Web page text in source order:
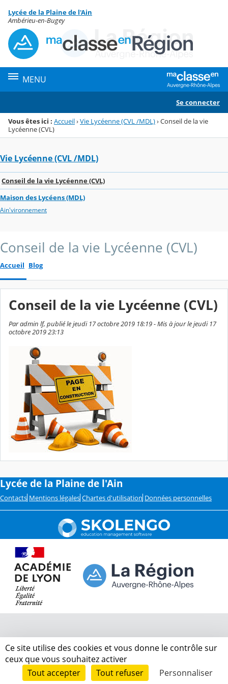
Menu de la rubrique
Contenu
Lycée de la Plaine de l'Ain
Ambérieu-en-Bugey
MENU
Se connecter
Vous êtes ici : Accueil›Vie Lycéenne (CVL /MDL)›Conseil de la vie
Lycéenne (CVL)
Vie Lycéenne (CVL /MDL)
Conseil de la vie Lycéenne (CVL)
Maison des Lycéens (MDL)
Ain'vironnement
Conseil de la vie Lycéenne (CVL)
Accueil Blog
Conseil de la vie Lycéenne (CVL)
Par admin lf, publié le jeudi 17 octobre 2019 18:19 - Mis à jour le jeudi 17
octobre 2019 23:13
Lycée de la Plaine de l'Ain
Contacts Mentions légales Chartes d'utilisation Données personnelles
Ce site utilise des cookies et vous donne le contrôle sur
ceux que vous souhaitez activer
Tout accepter
Tout refuser Personnaliser